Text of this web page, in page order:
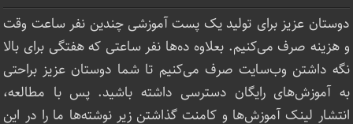
دوستان عزیز برای تولید یک پست آموزشی چندین نفر ساعت‌ وقت
و هزینه صرف می‌کنیم. بعلاوه ده‌ها نفر ساعتی که هفتگی برای بالا
نگه داشتن وب‌سایت صرف ‌می‌کنیم تا شما دوستان عزیز براحتی
به آموزش‌های رایگان دسترسی داشته باشید. پس با مطالعه،
انتشار لینک‌ آموزش‌ها و کامنت گذاشتن زیر نوشته‌‌ها ما را در این